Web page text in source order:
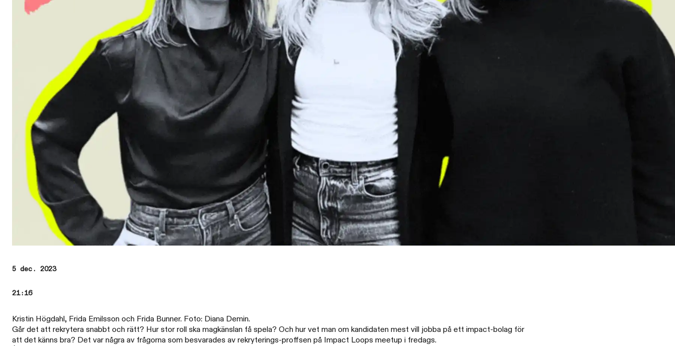
5 dec. 2023
21:16
Kristin Högdahl, Frida Emilsson och Frida Bunner. Foto: Diana Demin.
Går det att rekrytera snabbt och rätt? Hur stor roll ska magkänslan få spela? Och hur vet man om kandidaten mest vill jobba på ett impact-bolag för
att det känns bra? Det var några av frågorna som besvarades av rekryterings-proffsen på Impact Loops meetup i fredags.